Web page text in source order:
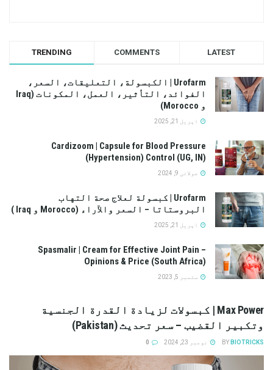
TRENDING COMMENTS LATEST
Urofarm | الكبسولة، التعليقات، السعر،
الفوائد، التأثير، العمل، المكونات (Iraq
و Morocco)
اپریل 21, 2025
Cardizoom | Capsule for Blood Pressure
(Hypertension) Control (UG, IN)
جولائی 9, 2024
Urofarm | كبسولة لعلاج صحة التهاب
البروستاتا – السعر والآراء (Morocco و Iraq )
اپریل 21, 2025
Spasmalir | Cream for Effective Joint Pain –
Opinions & Price (South Africa)
ستمبر 5, 2023
Max Power | كبسولات لزيادة القدرة الجنسية
وتكبير القضيب – سعر تحديث (Pakistan)
BY BIOTRICKS نومبر 23, 2024